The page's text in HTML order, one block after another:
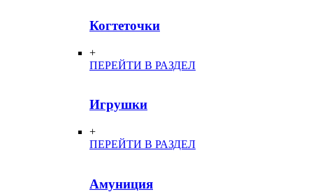
Когтеточки
+
ПЕРЕЙТИ В РАЗДЕЛ
Игрушки
+
ПЕРЕЙТИ В РАЗДЕЛ
Амуниция